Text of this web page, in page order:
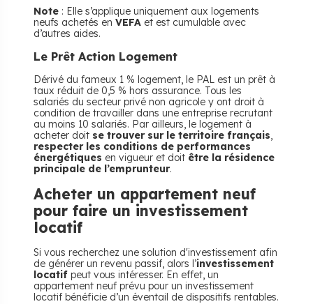
Note : Elle s’applique uniquement aux logements
neufs achetés en VEFA et est cumulable avec
d’autres aides.
Le Prêt Action Logement
Dérivé du fameux 1 % logement, le PAL est un prêt à
taux réduit de 0,5 % hors assurance. Tous les
salariés du secteur privé non agricole y ont droit à
condition de travailler dans une entreprise recrutant
au moins 10 salariés. Par ailleurs, le logement à
acheter doit se trouver sur le territoire français,
respecter les conditions de performances
énergétiques en vigueur et doit être la résidence
principale de l’emprunteur.
Acheter un appartement neuf
pour faire un investissement
locatif
Si vous recherchez une solution d'investissement afin
de générer un revenu passif, alors l’investissement
locatif peut vous intéresser. En effet, un
appartement neuf prévu pour un investissement
locatif bénéficie d’un éventail de dispositifs rentables.